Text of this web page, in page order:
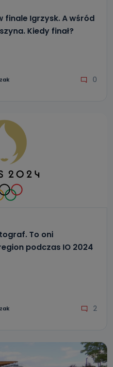
finale Igrzysk. A wśród
Kiedy finał?
0
To oni
podczas IO 2024
2